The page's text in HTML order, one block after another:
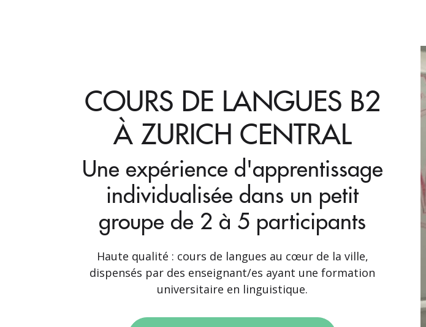
COURS DE LANGUES B2
À ZURICH CENTRAL
Une expérience d'apprentissage
individualisée dans un petit
groupe de 2 à 5 participants
Haute qualité : cours de langues au cœur de la ville,
dispensés par des enseignant/es ayant une formation
universitaire en linguistique.